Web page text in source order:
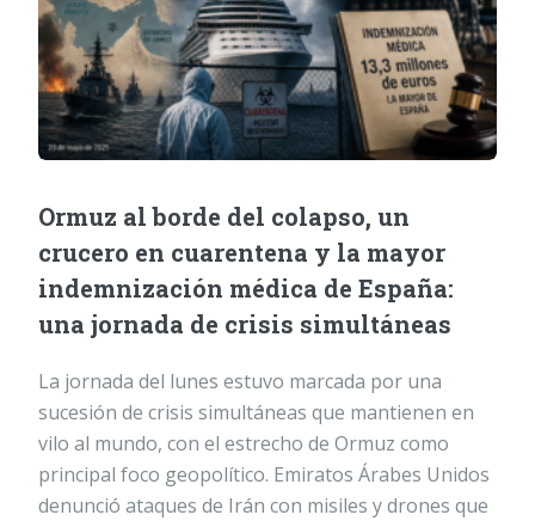
Ormuz al borde del colapso, un
crucero en cuarentena y la mayor
indemnización médica de España:
una jornada de crisis simultáneas
La jornada del lunes estuvo marcada por una
sucesión de crisis simultáneas que mantienen en
vilo al mundo, con el estrecho de Ormuz como
principal foco geopolítico. Emiratos Árabes Unidos
denunció ataques de Irán con misiles y drones que